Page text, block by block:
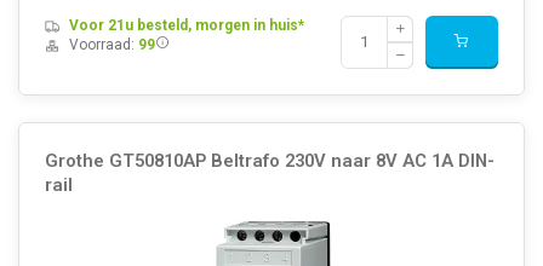
Voor 21u besteld, morgen in huis*
Voorraad: 99
Grothe GT50810AP Beltrafo 230V naar 8V AC 1A DIN-
rail